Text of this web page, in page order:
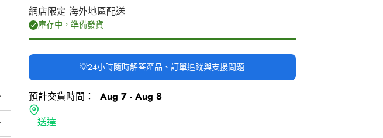
網店限定 海外地區配送
庫存中，準備發貨
💡24小時隨時解答產品、訂單追蹤與支援問題
預計交貨時間：
Aug 7 - Aug 8
送達